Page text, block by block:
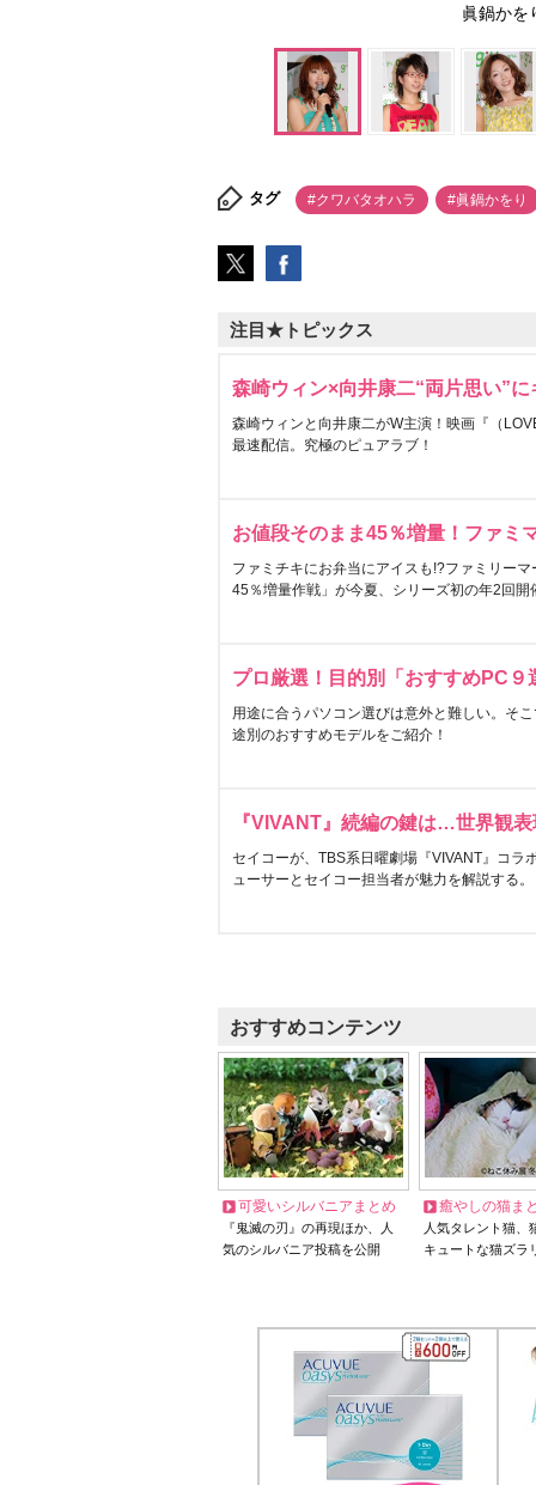
眞鍋か
タグ #クワバタオハラ #眞鍋かをり
注目★トピックス
森崎ウィン×向井康二“両片思い”
森崎ウィンと向井康二がW主演！映画『（
最速配信。究極のピュアラブ！
お値段そのまま45％増量！ファミ
ファミチキにお弁当にアイスも!?ファミリー
45％増量作戦」が今夏、シリーズ初の年2回開
プロ厳選！目的別「おすすめPC９
用途に合うパソコン選びは意外と難しい。そ
途別のおすすめモデルをご紹介！
『VIVANT』続編の鍵は…世界観
セイコーが、TBS系日曜劇場『VIVANT』コラ
ューサーとセイコー担当者が魅力を解説する。
おすすめコンテンツ
可愛いシルバニアまとめ
『鬼滅の刃』の再現ほか、人
気のシルバニア投稿を公開
癒やしの猫ま
人気タレント猫
キュートな猫ズラ